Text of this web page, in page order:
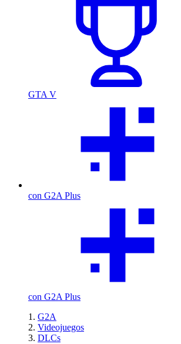
GTA V
con G2A Plus
con G2A Plus
G2A
Videojuegos
DLCs